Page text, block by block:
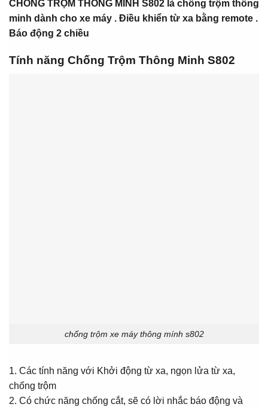
CHỐNG TRỘM THÔNG MINH S802 là chống trộm thông
minh dành cho xe máy . Điều khiển từ xa bằng remote .
Báo động 2 chiều
Tính năng Chống Trộm Thông Minh S802
chống trộm xe máy thông mính s802
1. Các tính năng với Khởi động từ xa, ngọn lửa từ xa,
chống trộm
2. Có chức năng chống cắt, sẽ có lời nhắc báo động và